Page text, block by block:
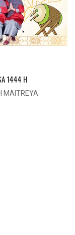
1444 H
MAITREYA